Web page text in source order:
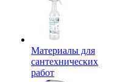
Материалы для
сантехнических
работ